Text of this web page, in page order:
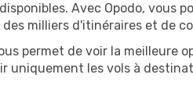
Avec Opodo, vous
milliers d'itinéraires et de
permet de voir la meilleure
uniquement les vols à